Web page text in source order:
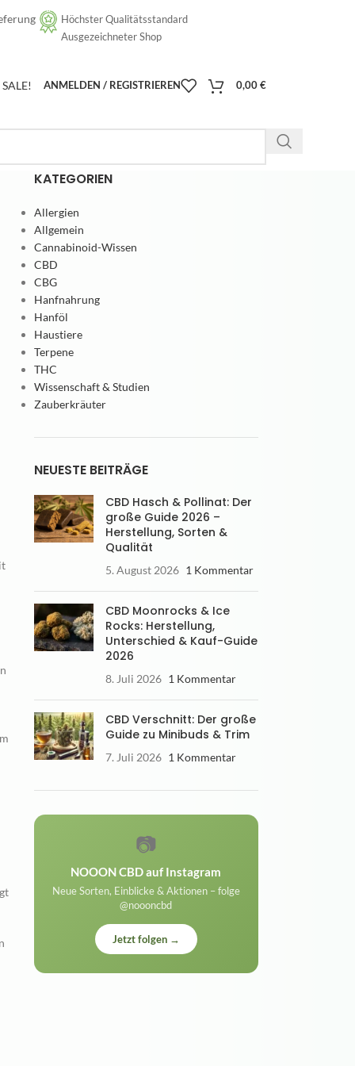
Höchster Qualitätsstandard
Ausgezeichneter Shop
SALE! ANMELDEN / REGISTRIEREN 0,00€
KATEGORIEN
Allergien
Allgemein
Cannabinoid-Wissen
CBD
CBG
Hanfnahrung
Hanföl
Haustiere
Terpene
THC
Wissenschaft & Studien
Zauberkräuter
NEUESTE BEITRÄGE
CBD Hasch & Pollinat: Der
große Guide 2026 –
Herstellung, Sorten &
Qualität
5. August 2026 1 Kommentar
CBD Moonrocks & Ice
Rocks: Herstellung,
Unterschied & Kauf-Guide
2026
8. Juli 2026 1 Kommentar
CBD Verschnitt: Der große
Guide zu Minibuds & Trim
7. Juli 2026 1 Kommentar
📷
NOOON CBD auf Instagram
Neue Sorten, Einblicke & Aktionen – folge
@noooncbd
Jetzt folgen →